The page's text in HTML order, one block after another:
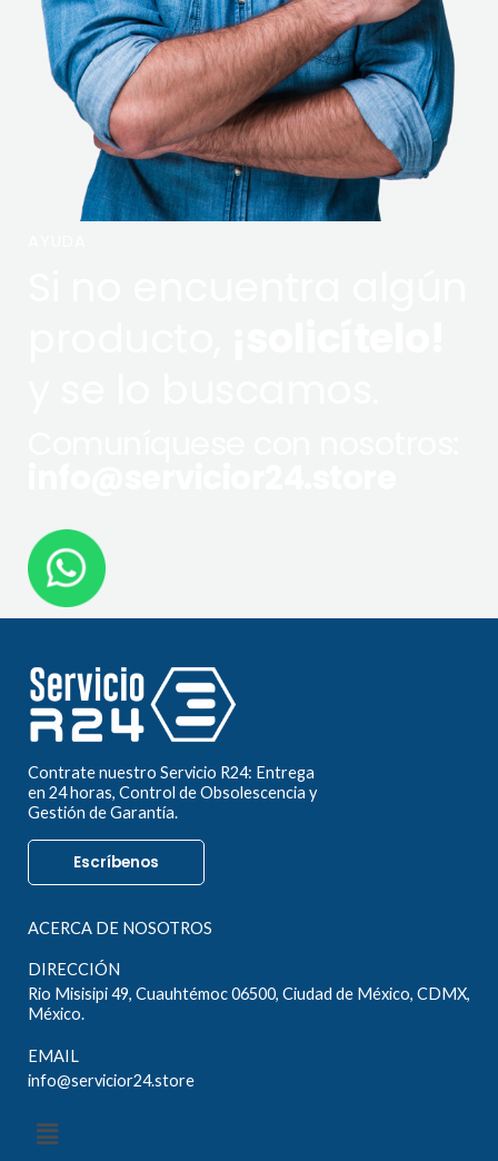
Contrate nuestro Servicio R24: Entrega
en 24 horas, Control de Obsolescencia y
Gestión de Garantía.
Escríbenos
ACERCA DE NOSOTROS
DIRECCIÓN
Rio Misisipi 49, Cuauhtémoc 06500, Ciudad de México, CDMX,
México.
EMAIL
info@servicior24.store
Menú